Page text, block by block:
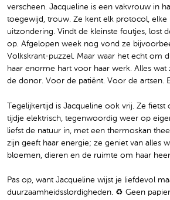
verscheen. Jacqueline is een vakvrouw in
toegewijd, trouw. Ze kent elk protocol, elke
uitzondering. Vindt de kleinste foutjes, lost
op. Afgelopen week nog vond ze
Volkskrant-puzzel. Maar waar het echt om
haar enorme hart voor haar werk. Alles
de donor. Voor de patiënt. Voor de artsen.
Tegelijkertijd is Jacqueline ook vrij. Ze fietst
tijdje elektrisch, tegenwoordig weer op
liefst de natuur in, met een thermoskan
zijn geeft haar energie; ze geniet van alles
bloemen, dieren en de ruimte om haar
Pas op, want Jacqueline wijst je liefdevol
duurzaamheidsslordigheden. ♻️ Geen